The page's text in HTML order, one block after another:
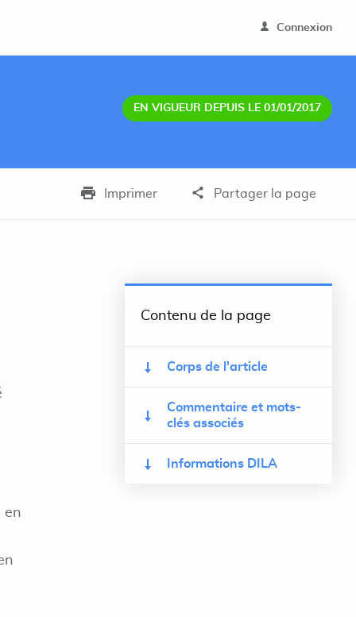
Connexion
EN VIGUEUR DEPUIS LE 01/01/2017
Imprimer Partager la page
en
Contenu de la page
Corps de l'article
Commentaire et mots-
clés associés
Informations DILA